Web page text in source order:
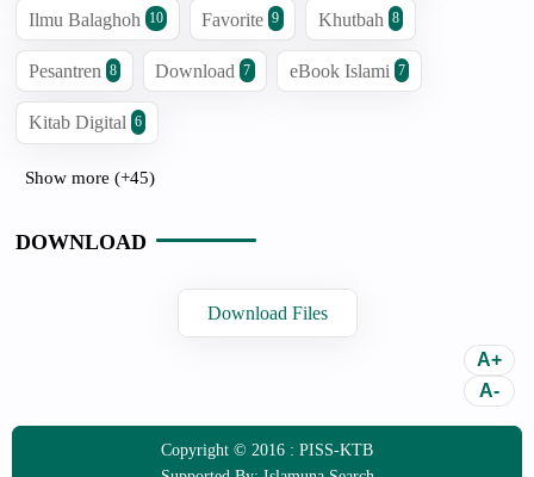
Ilmu Balaghoh 10 Favorite 9 Khutbah 8
Pesantren 8 Download 7 eBook Islami 7
Kitab Digital 6
Show more (+45)
DOWNLOAD
Download Files
Copyright © 2016 : PISS-KTB